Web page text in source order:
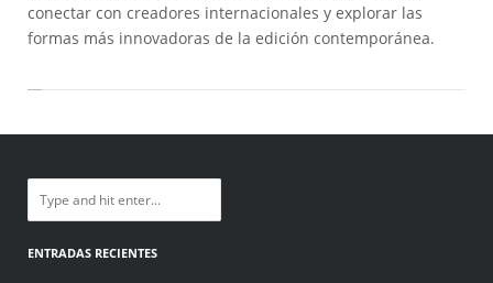
conectar con creadores internacionales y explorar las
formas más innovadoras de la edición contemporánea.
ENTRADAS RECIENTES